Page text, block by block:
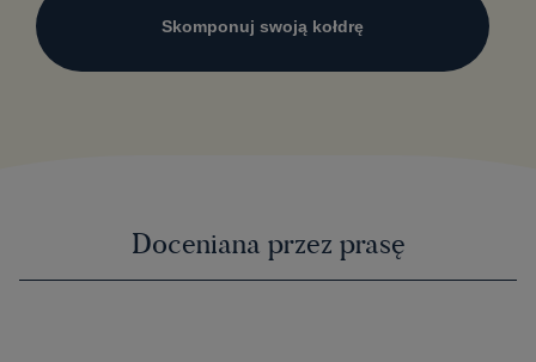
Skomponuj swoją kołdrę
Doceniana przez prasę